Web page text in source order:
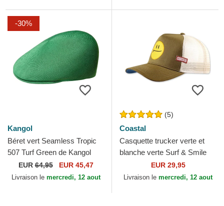
-30%
Kangol
Béret vert Seamless Tropic
507 Turf Green de Kangol
EUR64,95 EUR 45,47
Livraison le mercredi, 12 aout
(5)
Coastal
Casquette trucker verte et
blanche verte Surf & Smile
HFT CoastalEUR 29,95
Livraison le mercredi, 12 aout